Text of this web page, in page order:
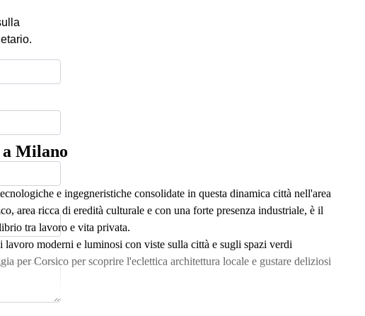
a Milano
e ingegneristiche consolidate in questa dinamica città nell'area
area ricca di eredità culturale e con una forte presenza industriale, è il
tra lavoro e vita privata.
moderni e luminosi con viste sulla città e sugli spazi verdi
per Corsico per scoprire l'eclettica architettura locale e gustare deliziosi